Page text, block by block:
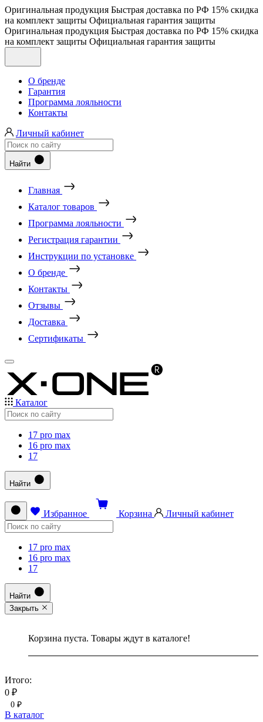
Оригинальная продукция Быстрая доставка по РФ 15% скидка
на комплект защиты Официальная гарантия защиты
Оригинальная продукция Быстрая доставка по РФ 15% скидка
на комплект защиты Официальная гарантия защиты
О бренде
Гарантия
Программа лояльности
Контакты
Личный кабинет
Найти
Главная
Каталог товаров
Программа лояльности
Регистрация гарантии
Инструкции по установке
О бренде
Контакты
Отзывы
Доставка
Сертификаты
Каталог
17 pro max
16 pro max
17
Найти
Избранное Корзина Личный кабинет
17 pro max
16 pro max
17
Найти
Закрыть
Корзина пуста. Товары ждут в каталоге!
Итого:
0 ₽
0 ₽
В каталог